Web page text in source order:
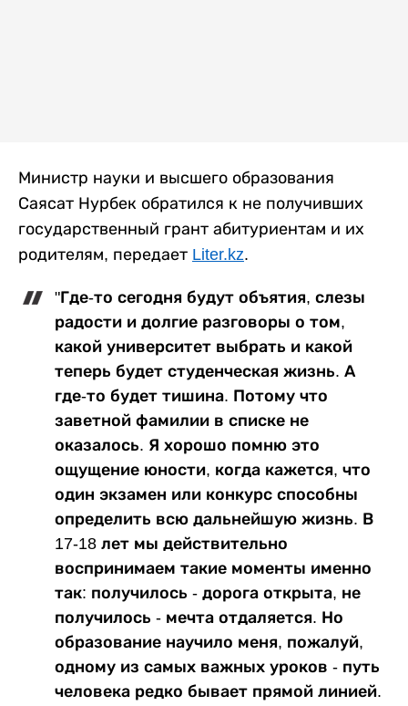
Министр науки и высшего образования
Саясат Нурбек обратился к не получивших
государственный грант абитуриентам и их
родителям, передает Liter.kz.
"Где-то сегодня будут объятия, слезы
радости и долгие разговоры о том,
какой университет выбрать и какой
теперь будет студенческая жизнь. А
где-то будет тишина. Потому что
заветной фамилии в списке не
оказалось. Я хорошо помню это
ощущение юности, когда кажется, что
один экзамен или конкурс способны
определить всю дальнейшую жизнь. В
17-18 лет мы действительно
воспринимаем такие моменты именно
так: получилось - дорога открыта, не
получилось - мечта отдаляется. Но
образование научило меня, пожалуй,
одному из самых важных уроков - путь
человека редко бывает прямой линией.